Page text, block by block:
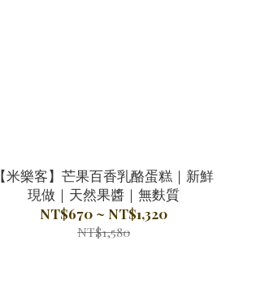
【米樂客】芒果百香乳酪蛋糕｜新鮮
現做｜天然果醬｜無麩質
NT$670 ~ NT$1,320
NT$1,580